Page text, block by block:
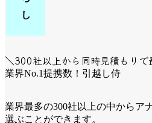
し
＼300社以上から同時見積もり
業界No.1提携数！引越し侍
業界最多の300社以上の中からア
選ぶことができます。